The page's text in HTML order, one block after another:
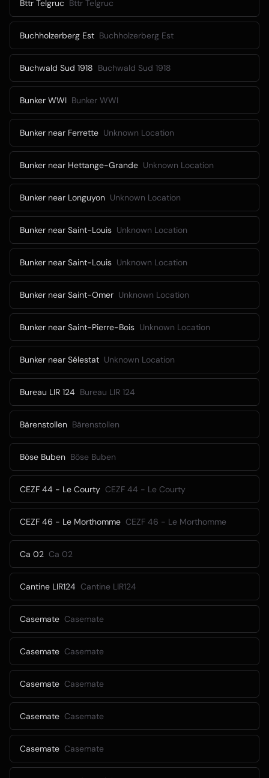
Bttr Telgruc Bttr Telgruc
Buchholzerberg Est Buchholzerberg Est
Buchwald Sud 1918 Buchwald Sud 1918
Bunker WWI Bunker WWI
Bunker near Ferrette Unknown Location
Bunker near Hettange-Grande Unknown Location
Bunker near Longuyon Unknown Location
Bunker near Saint-Louis Unknown Location
Bunker near Saint-Louis Unknown Location
Bunker near Saint-Omer Unknown Location
Bunker near Saint-Pierre-Bois Unknown Location
Bunker near Sélestat Unknown Location
Bureau LIR 124 Bureau LIR 124
Bärenstollen Bärenstollen
Böse Buben Böse Buben
CEZF 44 - Le Courty CEZF 44 - Le Courty
CEZF 46 - Le Morthomme CEZF 46 - Le Morthomme
Ca 02 Ca 02
Cantine LIR124 Cantine LIR124
Casemate Casemate
Casemate Casemate
Casemate Casemate
Casemate Casemate
Casemate Casemate